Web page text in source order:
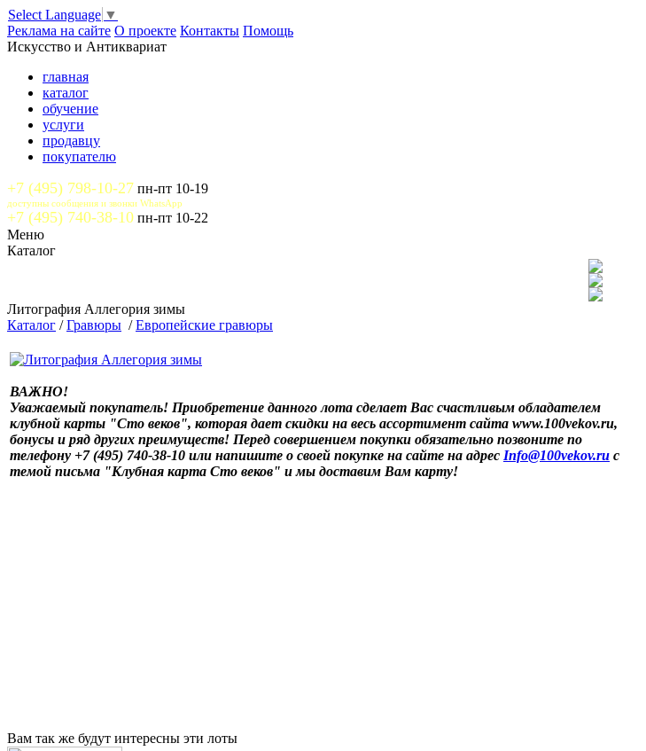
Select Language ▼
Реклама на сайте О проекте Контакты Помощь
Искусство и Антиквариат
главная
каталог
обучение
услуги
продавцу
покупателю
+7 (495) 798-10-27 пн-пт 10-19
доступны сообщения и звонки WhatsApp
+7 (495) 740-38-10 пн-пт 10-22
Меню
Каталог
Литография Аллегория зимы
Каталог /Гравюры /Европейские гравюры
ВАЖНО!
Уважаемый покупатель! Приобретение данного лота сделает Вас счастливым обладателем
клубной карты "Сто веков", которая дает скидки на весь ассортимент сайта www.100vekov.ru,
бонусы и ряд других преимуществ! Перед совершением покупки обязательно позвоните по
телефону +7 (495) 740-38-10 или напишите о своей покупке на сайте на адрес Info@100vekov.ru с
темой письма "Клубная карта Сто веков" и мы доставим Вам карту!
Вам так же будут интересны эти лоты